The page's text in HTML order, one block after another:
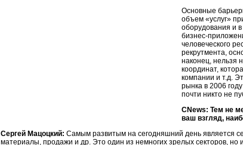
Основные
объем «услуг»
оборудования и
бизнес-
человеческого
рекрутмента,
наконец, нельзя
координат,
компании и т.д.
рынка в 2006
почти никто не
CNews: Тем не
ваш взгляд,
Сергей Мацоцкий: Самым развитым на сегодняшний день является
материалы, продажи и др. Это один из немногих зрелых секторов,